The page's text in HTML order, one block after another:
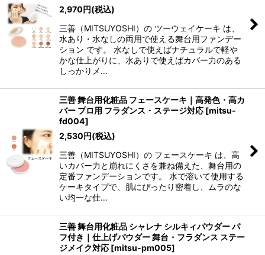
2,970円(税込)
三善（MITSUYOSHI）の ツーウェイケーキ は、
水あり・水なしの両用で使える舞台用ファンデー
ション です。 水なしで使えばナチュラルで軽や
かな仕上がりに、水ありで使えばカバー力のある
しっかりメ…
三善 舞台用化粧品 フェースケーキ｜高発色・高カ
バー プロ用 フラダンス・ステージ対応 [mitsu-
fd004]
2,530円(税込)
三善（MITSUYOSHI）の フェースケーキ は、高
いカバー力と崩れにくさを兼ね備えた、舞台用の
定番ファンデーションです。 水で溶いて使用する
ケーキタイプで、肌にぴったり密着し、ムラのな
い均一な仕…
三善 舞台用化粧品 シャレナ シルキィパウダー パ
フ付き｜仕上げパウダー 舞台・フラダンス ステー
ジメイク対応 [mitsu-pm005]